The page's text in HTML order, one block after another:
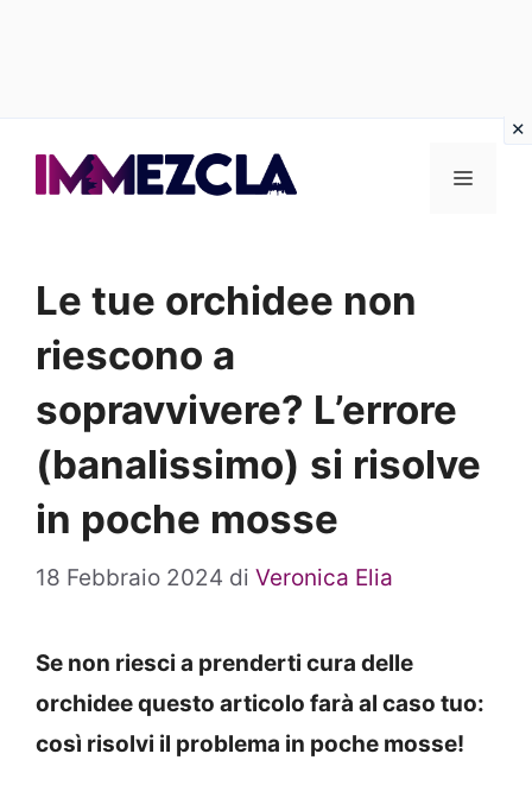
Menu
Le tue orchidee non
riescono a
sopravvivere? L’errore
(banalissimo) si risolve
in poche mosse
18 Febbraio 2024 di Veronica Elia
Se non riesci a prenderti cura delle
orchidee questo articolo farà al caso tuo:
così risolvi il problema in poche mosse!